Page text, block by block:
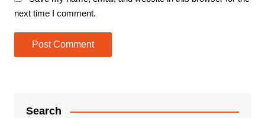
next time I comment.
Search